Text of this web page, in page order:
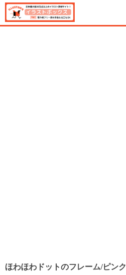
ほわほわドットのフレーム/ピンク